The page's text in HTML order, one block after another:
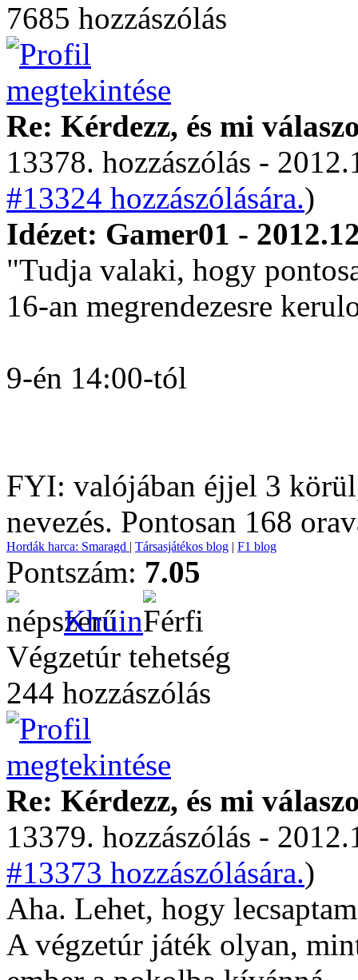
7685 hozzászólás
Re: Kérdezz, és mi
13378. hozzászólás -
#13324 hozzászólására.)
Idézet: Gamer01 -
"Tudja valaki, hogy
16-an megrendezesre
9-én 14:00-tól
FYI: valójában éjjel 3
nevezés. Pontosan 168
Hordák harca: Smaragd | Társasjátékos blog | F1 blog
Pontszám: 7.05
Khuin
Végzetúr tehetség
244 hozzászólás
Re: Kérdezz, és mi
13379. hozzászólás -
#13373 hozzászólására.)
Aha. Lehet, hogy
A végzetúr játék olyan,